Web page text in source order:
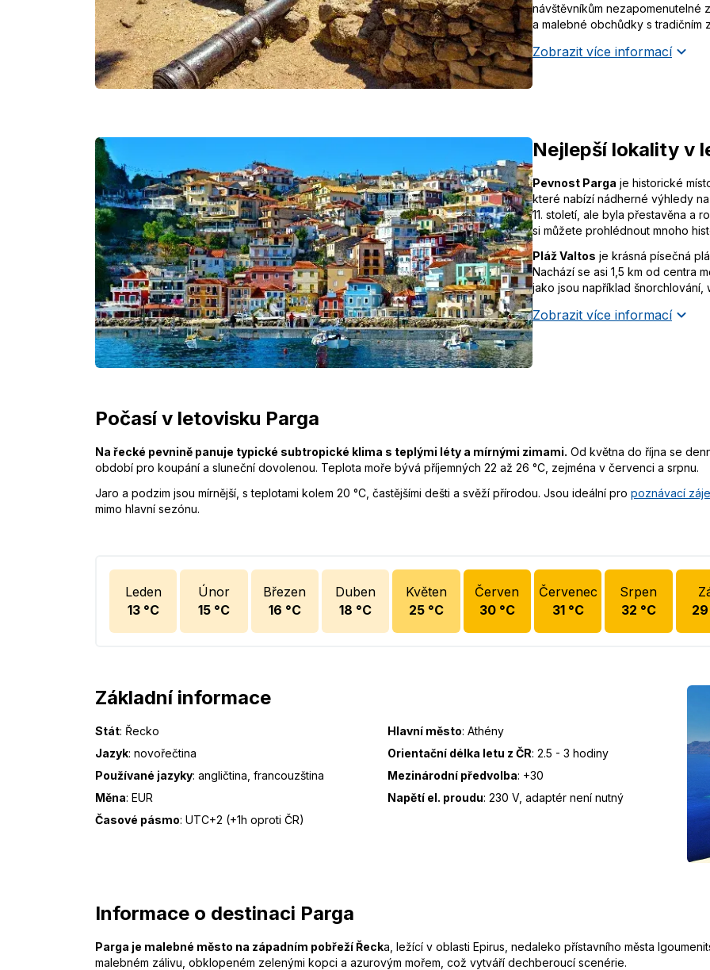
návštěvníkům nezapomenutelné
a malebné obchůdky s tradičním
Zobrazit více informací
Nejlepší lokality v
Pevnost Parga je historické
které nabízí nádherné výhledy
11. století, ale byla přestavěna a
si můžete prohlédnout mnoho
Pláž Valtos je krásná písečná
Nachází se asi 1,5 km od centra
jako jsou například šnorchlování,
Zobrazit více informací
Počasí v letovisku Parga
Na řecké pevnině panuje typické subtropické klima s teplými léty a mírnými zimami. Od května do října se
období pro koupání a sluneční dovolenou. Teplota moře bývá příjemných 22 až 26 °C, zejména v červenci a srpnu.
Jaro a podzim jsou mírnější, s teplotami kolem 20 °C, častějšími dešti a svěží přírodou. Jsou ideální pro poznávací
mimo hlavní sezónu.
Leden
13°C
Únor
15°C
Březen
16 °C
Duben
18 °C
Květen
25°C
Červen
30°C
Červenec
31°C
Srpen
32 °C
29
Základní informace
Stát: Řecko Hlavní město:Athény
Jazyk: novořečtina Orientační délka letu z ČR:2.5 - 3 hodiny
Používané jazyky: angličtina, francouzština Mezinárodní předvolba: +30
Měna: EUR Napětí el. proudu:230 V, adaptér není nutný
Časové pásmo: UTC+2 (+1h oproti ČR)
Informace o destinaci Parga
Parga je malebné město na západním pobřeží Řecka, ležící v oblasti Epirus, nedaleko přístavního města
malebném zálivu, obklopeném zelenými kopci a azurovým mořem, což vytváří dechberoucí scenérie.